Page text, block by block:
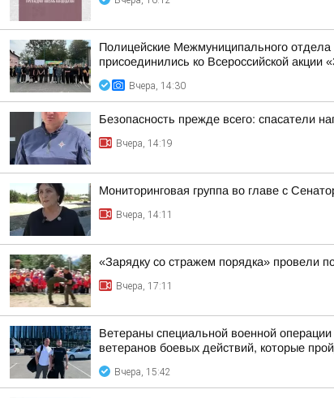
Полицейские Межмуниципального
присоединились ко Всероссийской акции
Вчера, 14:30
Безопасность прежде всего: спасатели
Вчера, 14:19
Мониторинговая группа во главе с
Вчера, 14:11
«Зарядку со стражем порядка» провели
Вчера, 17:11
Ветераны специальной военной
ветеранов боевых действий, которые
Вчера, 15:42